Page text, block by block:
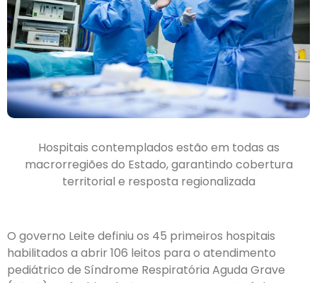
Hospitais contemplados estão em todas as
macrorregiões do Estado, garantindo cobertura
territorial e resposta regionalizada
O governo Leite definiu os 45 primeiros hospitais
habilitados a abrir 106 leitos para o atendimento
pediátrico de Síndrome Respiratória Aguda Grave